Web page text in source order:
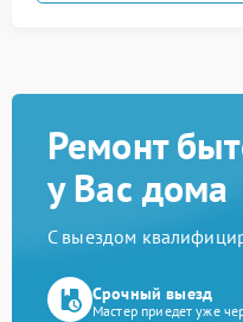
Ремонт
у Вас дома
С выездом
Срочный выезд
Мастер приедет уже